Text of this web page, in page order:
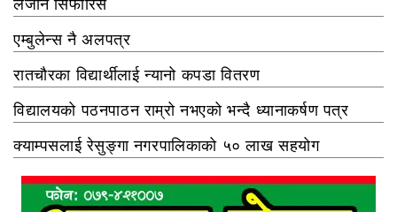
लैजान सिफारिस
एम्बुलेन्स नै अलपत्र
रातचौरका विद्यार्थीलाई न्यानो कपडा वितरण
विद्यालयको पठनपाठन राम्रो नभएको भन्दै ध्यानाकर्षण पत्र
क्याम्पसलाई रेसुङ्गा नगरपालिकाको ५० लाख सहयोग